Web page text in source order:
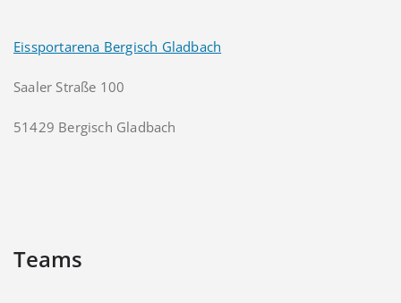
Eissportarena Bergisch Gladbach
Saaler Straße 100
51429 Bergisch Gladbach
Teams